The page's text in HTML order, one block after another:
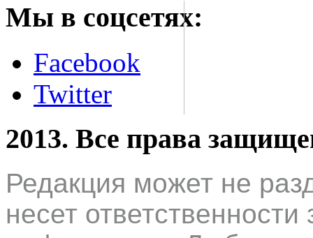
Мы в соцсетях:
Facebook
Twitter
2013. Все права
Редакция может не
несет